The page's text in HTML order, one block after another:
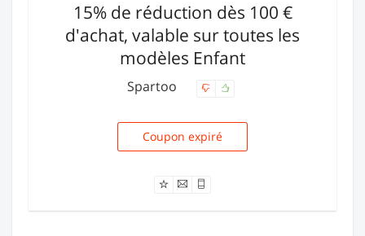
15% de réduction dès 100 €
d'achat, valable sur toutes les
modèles Enfant
Spartoo
REDUCENFANT5
Coupon expiré